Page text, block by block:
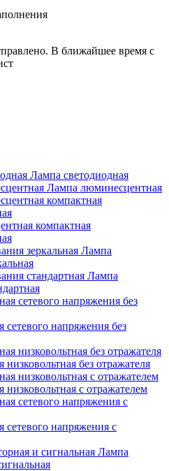
В ближайшее время с
Лампа светодиодная
Лампа люминесцентная
компактная
Лампа
Лампа
сетевого напряжения без
низковольтная без отражателя
низковольтная с отражателем
сетевого напряжения с
Лампа